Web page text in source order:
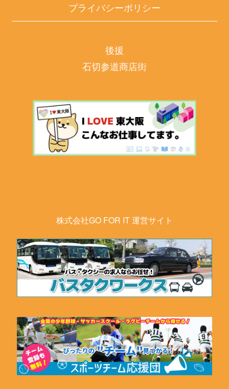
プライバシーポリシー
後援
石切参道商店街
株式会社GO FOR IT 運営サイト